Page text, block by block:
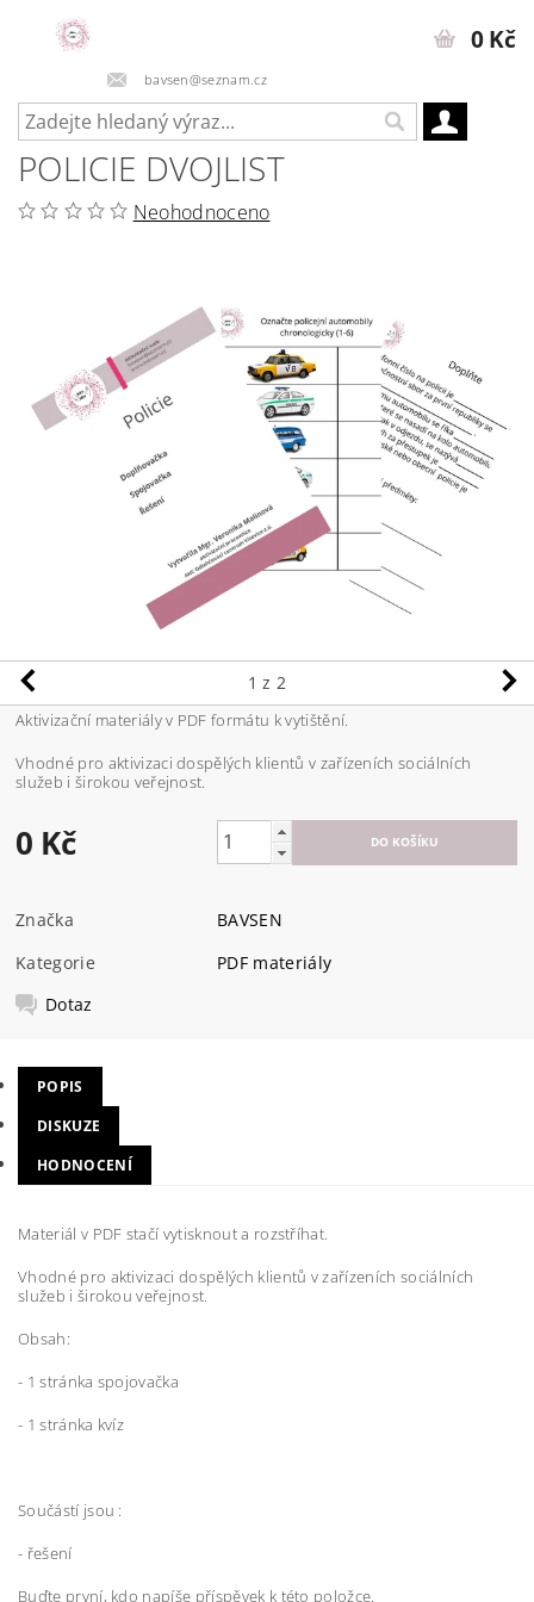
bavsen@seznam.cz
0 Kč
POLICIE DVOJLIST
Neohodnoceno
1 z 2
Aktivizační materiály v PDF formátu k vytištění.
Vhodné pro aktivizaci dospělých klientů v zařízeních sociálních
služeb i širokou veřejnost.
0 Kč
Značka
BAVSEN
Kategorie
PDF materiály
Dotaz
POPIS
DISKUZE
HODNOCENÍ
Materiál v PDF stačí vytisknout a rozstříhat.
Vhodné pro aktivizaci dospělých klientů v zařízeních sociálních
služeb i širokou veřejnost.
Obsah:
- 1 stránka spojovačka
- 1 stránka kvíz
Součástí jsou :
- řešení
Buďte první, kdo napíše příspěvek k této položce.